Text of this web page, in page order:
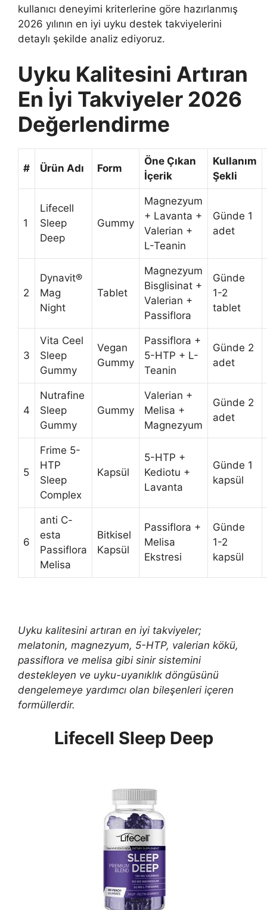
kullanıcı deneyimi kriterlerine göre hazırlanmış
2026 yılının en iyi uyku destek takviyelerini
detaylı şekilde analiz ediyoruz.
Uyku Kalitesini Artıran
En İyi Takviyeler 2026
Değerlendirme
# Ürün Adı Form
Öne Çıkan
İçerik
Kullanım
Şekli
1
Lifecell
Sleep
Deep
Gummy
Magnezyum
+ Lavanta +
Valerian +
L-Teanin
Günde 1
adet
2
Dynavit®
Mag
Night
Tablet
Magnezyum
Bisglisinat +
Valerian +
Passiflora
Günde
1-2
tablet
3
Vita Ceel
Sleep
Gummy
Vegan
Gummy
Passiflora +
5-HTP + L-
Teanin
Günde 2
adet
4
Nutrafine
Sleep
Gummy
Gummy
Valerian +
Melisa +
Magnezyum
Günde 2
adet
5
Frime 5-
HTP
Sleep
Complex
Kapsül
5-HTP +
Kediotu +
Lavanta
Günde 1
kapsül
6
anti C-
esta
Passiflora
Melisa
Bitkisel
Kapsül
Passiflora +
Melisa
Ekstresi
Günde
1-2
kapsül
Uyku kalitesini artıran en iyi takviyeler;
melatonin, magnezyum, 5-HTP, valerian kökü,
passiflora ve melisa gibi sinir sistemini
destekleyen ve uyku-uyanıklık döngüsünü
dengelemeye yardımcı olan bileşenleri içeren
formüllerdir.
Lifecell Sleep Deep